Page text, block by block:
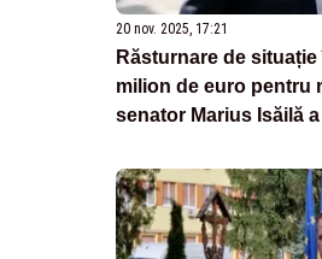
20 nov. 2025, 17:21
Răsturnare de
milion de euro pentru
senator Marius Isăilă